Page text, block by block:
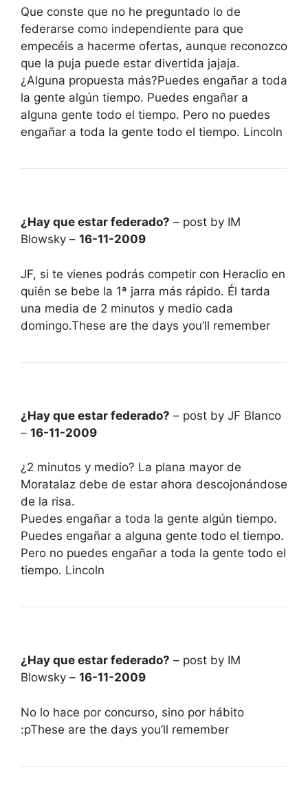
Que conste que no he preguntado lo de
federarse como independiente para que
empecéis a hacerme ofertas, aunque reconozco
que la puja puede estar divertida jajaja.
¿Alguna propuesta más?Puedes engañar a toda
la gente algún tiempo. Puedes engañar a
alguna gente todo el tiempo. Pero no puedes
engañar a toda la gente todo el tiempo. Lincoln
¿Hay que estar federado? – post by IM
Blowsky – 16-11-2009
JF, si te vienes podrás competir con Heraclio en
quién se bebe la 1ª jarra más rápido. Él tarda
una media de 2 minutos y medio cada
domingo.These are the days you’ll remember
¿Hay que estar federado? – post by JF Blanco
– 16-11-2009
¿2 minutos y medio? La plana mayor de
Moratalaz debe de estar ahora descojonándose
de la risa.
Puedes engañar a toda la gente algún tiempo.
Puedes engañar a alguna gente todo el tiempo.
Pero no puedes engañar a toda la gente todo el
tiempo. Lincoln
¿Hay que estar federado? – post by IM
Blowsky – 16-11-2009
No lo hace por concurso, sino por hábito
:pThese are the days you’ll remember